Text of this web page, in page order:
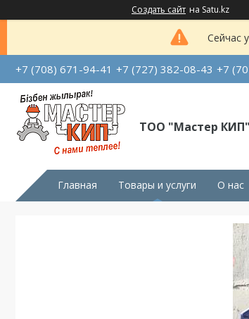
Создать сайт на Satu.kz
Сейчас
+7 (708) 671-94-41 +7 (727) 382-08-43 +7
ТОО "Мастер КИП"
Главная Товары и услуги О нас